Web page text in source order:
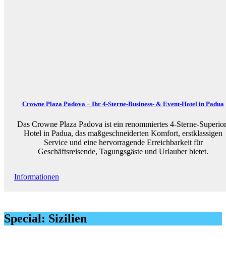
Crowne Plaza Padova – Ihr 4-Sterne-Business- & Event-Hotel in Padua
Das Crowne Plaza Padova ist ein renommiertes 4-Sterne-
Hotel in Padua, das maßgeschneiderten Komfort, erstklassigen
Service und eine hervorragende Erreichbarkeit für
Geschäftsreisende, Tagungsgäste und Urlauber bietet.
Informationen
Special: Sizilien